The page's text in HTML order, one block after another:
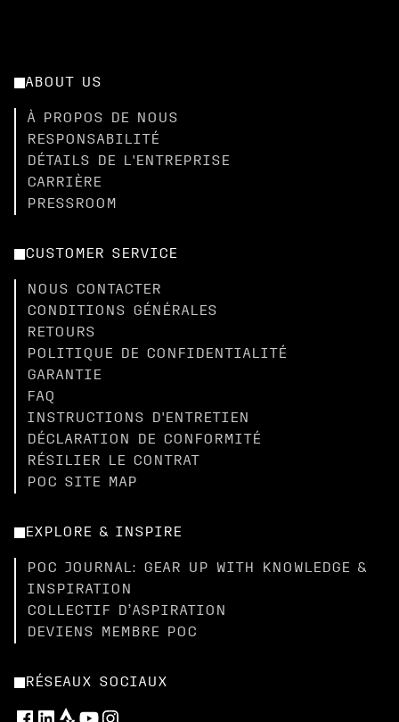
ABOUT US
À PROPOS DE NOUS
RESPONSABILITÉ
DÉTAILS DE L'ENTREPRISE
CARRIÈRE
PRESSROOM
CUSTOMER SERVICE
NOUS CONTACTER
CONDITIONS GÉNÉRALES
RETOURS
POLITIQUE DE CONFIDENTIALITÉ
GARANTIE
FAQ
INSTRUCTIONS D'ENTRETIEN
DÉCLARATION DE CONFORMITÉ
RÉSILIER LE CONTRAT
POC SITE MAP
EXPLORE & INSPIRE
POC JOURNAL: GEAR UP WITH KNOWLEDGE &
INSPIRATION
COLLECTIF D’ASPIRATION
DEVIENS MEMBRE POC
RÉSEAUX SOCIAUX